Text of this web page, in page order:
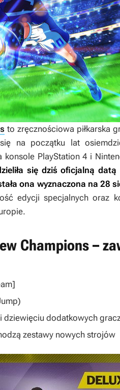
to zręcznościowa piłkarska
na początku lat
konsole PlayStation 4 i
się dziś oficjalną
ona wyznaczona na 28
edycji specjalnych oraz
Champions –
dziewięciu dodatkowych
zestawy nowych strojów